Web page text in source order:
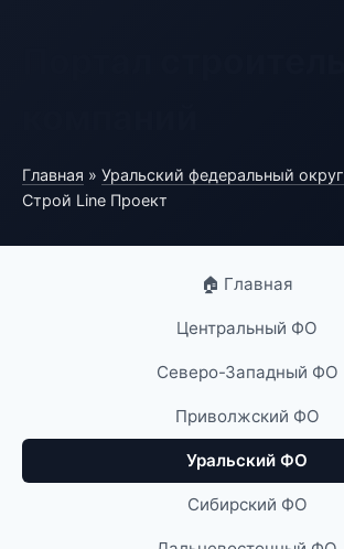
Главная » Уральский федеральный округ
Строй Line Проект
🏠 Главная
Центральный ФО
Северо-Западный ФО
Приволжский ФО
Уральский ФО
Сибирский ФО